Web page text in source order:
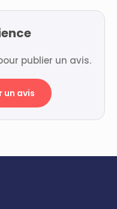
publier un avis.
un avis